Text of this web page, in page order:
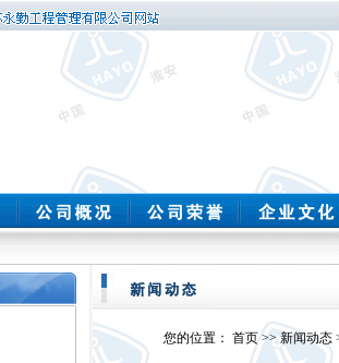
您的位置： 首页>>新闻动态